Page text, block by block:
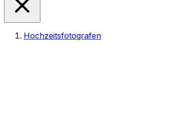
Hochzeitsfotografen